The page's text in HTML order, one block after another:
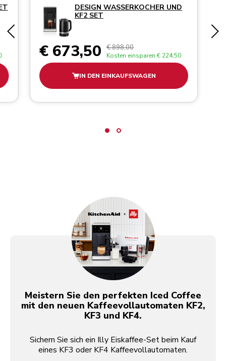
DESIGN WASSERKOCHER UND
KF2 SET
€ 673,50 € 898,00
Kosten einsparen € 224,50
IN DEN EINKAUFSWAGEN
Meistern Sie den perfekten Iced Coffee
mit den neuen Kaffeevollautomaten KF2,
KF3 und KF4.
Sichern Sie sich ein Illy Eiskaffee-Set beim Kauf
eines KF3 oder KF4 Kaffeevollautomaten.